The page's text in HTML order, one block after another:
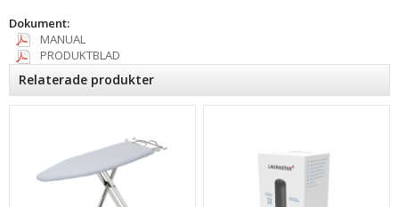
Dokument:
MANUAL
PRODUKTBLAD
Relaterade produkter